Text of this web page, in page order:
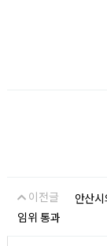
이전글
안산
임위 통과